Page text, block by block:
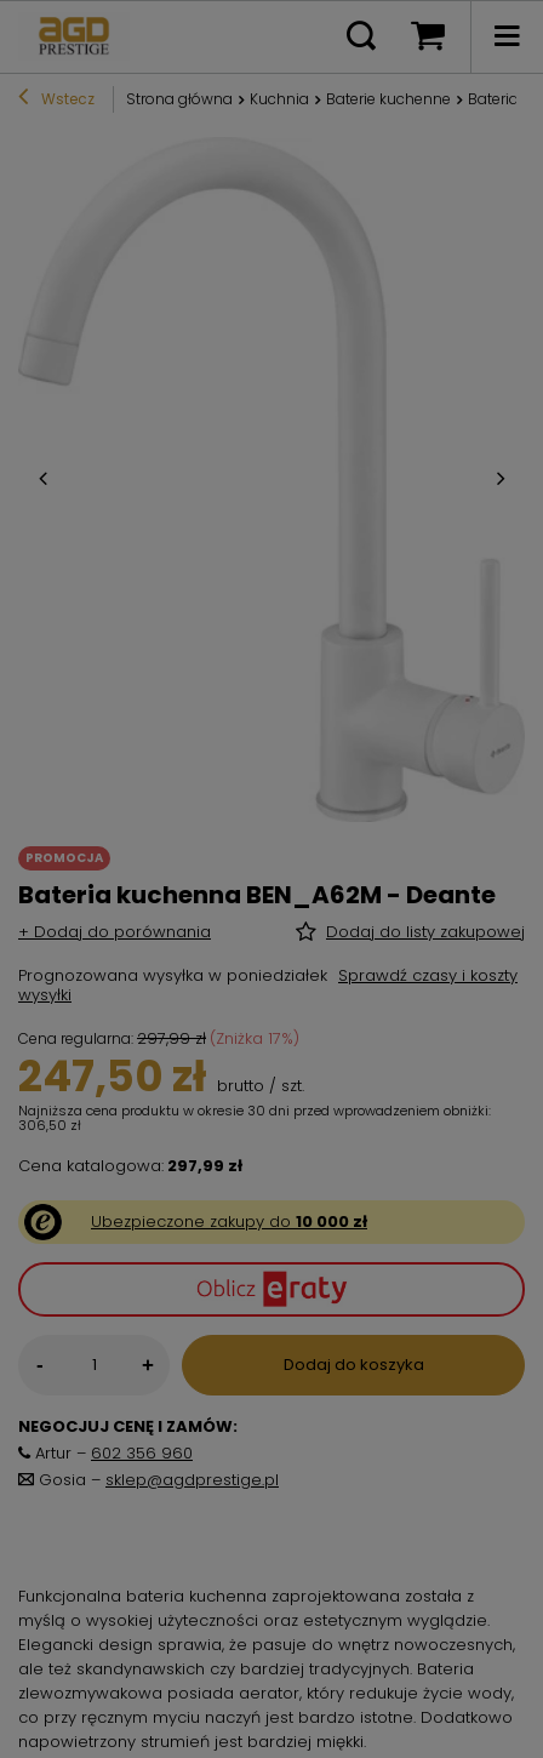
Wstecz Strona główna Kuchnia Baterie kuchenne Bateria
PROMOCJA
Bateria kuchenna BEN_A62M - Deante
+ Dodaj do porównania
Dodaj do listy zakupowej
Prognozowana wysyłka w poniedziałek Sprawdź czasy i koszty
wysyłki
Cena regularna:297,99 zł (Zniżka 17%)
247,50 zł brutto / szt.
Najniższa cena produktu w okresie 30 dni przed wprowadzeniem obniżki:
306,50 zł
Cena katalogowa: 297,99 zł
Ubezpieczone zakupy do 10 000 zł
- + Dodaj do koszyka
NEGOCJUJ CENĘ I ZAMÓW:
Artur – 602 356 960
Gosia – sklep@agdprestige.pl
Funkcjonalna bateria kuchenna zaprojektowana została z
myślą o wysokiej użyteczności oraz estetycznym wyglądzie.
Elegancki design sprawia, że pasuje do wnętrz nowoczesnych,
ale też skandynawskich czy bardziej tradycyjnych. Bateria
zlewozmywakowa posiada aerator, który redukuje życie wody,
co przy ręcznym myciu naczyń jest bardzo istotne. Dodatkowo
napowietrzony strumień jest bardziej miękki.